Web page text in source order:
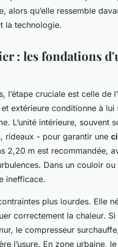
alors qu’elle ressemble
la technologie.
: les fondations
l’étape cruciale est celle de
extérieure conditionne à
L’unité intérieure, souvent
rideaux - pour garantir une
2,20 m est recommandée,
Dans un couloir
inefficace.
plus lourdes. Elle
correctement la chaleur.
le compresseur
l’usure. En zone urbaine,